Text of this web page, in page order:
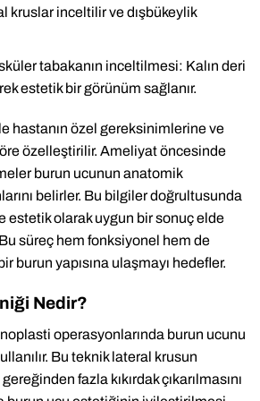
kruslar inceltilir ve dışbükeylik
tabakanın inceltilmesi: Kalın deri
estetik bir görünüm sağlanır.
hastanın özel gereksinimlerine ve
özelleştirilir. Ameliyat öncesinde
burun ucunun anatomik
belirler. Bu bilgiler doğrultusunda
estetik olarak uygun bir sonuç elde
süreç hem fonksiyonel hem de
burun yapısına ulaşmayı hedefler.
Nedir?
operasyonlarında burun ucunu
Bu teknik lateral krusun
fazla kıkırdak çıkarılmasını